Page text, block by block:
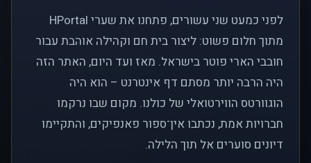
לפני כמעט שני עשורים, פתחנו את שערי HPortal
מתוך חלום פשוט: ליצור בית חם וקהילה אוהבת עבור
חובבי הארי פוטר בישראל. מאז ועד היום, האתר הזה
היה הרבה יותר מסתם דף אינטרנט – הוא היה
הוגוורטס הווירטואלי של כולנו. מקום שבו נרקמו
חברויות אמת, נכתבו אין־ספור פאנפיקים, והתקיימו
דיונים סוערים אל תוך הלילה.